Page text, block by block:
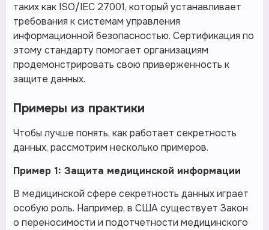
таких как ISO/IEC 27001, который устанавливает
требования к системам управления
информационной безопасностью. Сертификация по
этому стандарту помогает организациям
продемонстрировать свою приверженность к
защите данных.
Примеры из практики
Чтобы лучше понять, как работает секретность
данных, рассмотрим несколько примеров.
Пример 1: Защита медицинской информации
В медицинской сфере секретность данных играет
особую роль. Например, в США существует Закон
о переносимости и подотчетности медицинского